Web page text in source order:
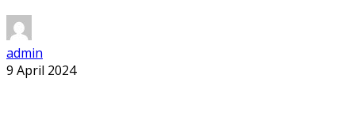
admin
9 April 2024